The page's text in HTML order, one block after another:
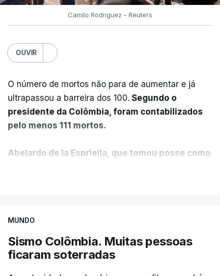
Camilo Rodriguez - Reuters
OUVIR
O número de mortos não para de aumentar e já
ultrapassou a barreira dos 100. Segundo o
presidente da Colômbia, foram contabilizados
pelo menos 111 mortos.
Abelardo de la Espriella, que tomou posse como
"O governo nacional mobilizou todos os seus
recursos para proteger vidas, auxiliar as
comunidades afetadas e fornecer ajuda onde for
MUNDO
Sismo Colômbia. Muitas pessoas
ficaram soterradas